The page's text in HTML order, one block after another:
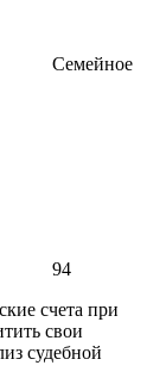
Семейное
94
счета при
свои
судебной